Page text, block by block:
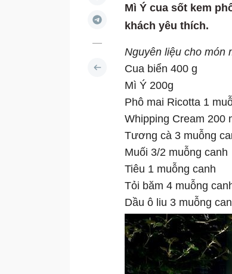
Mì Ý cua sốt kem
khách yêu thích.
Nguyên liệu cho món
Cua biển 400 g
Mì Ý 200g
Phô mai Ricotta 1
Whipping Cream 200
Tương cà 3 muỗng
Muối 3/2 muỗng canh
Tiêu 1 muỗng canh
Tỏi băm 4 muỗng
Dầu ô liu 3 muỗng